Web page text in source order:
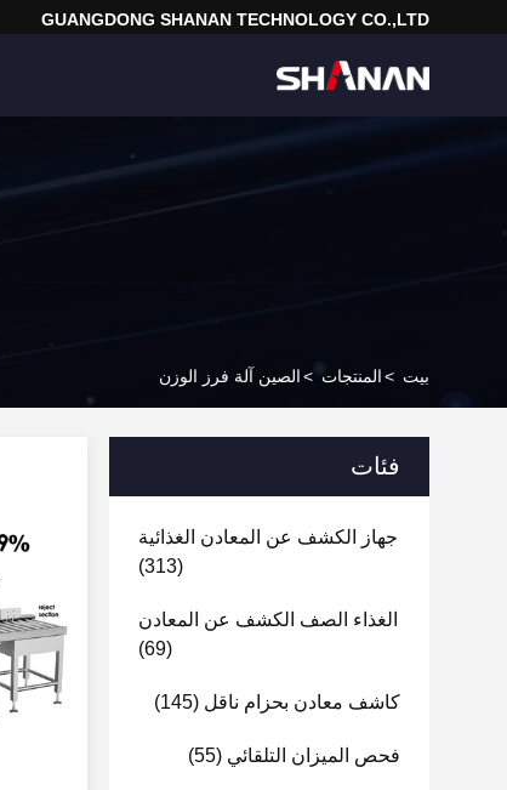
GUANGDONG SHANAN TECHNOLOGY CO.,LTD
بيت >المنتجات >الصين آلة فرز الوزن
فئات
جهاز الكشف عن المعادن الغذائية
(313)
الغذاء الصف الكشف عن المعادن
(69)
كاشف معادن بحزام ناقل (145)
فحص الميزان التلقائي (55)